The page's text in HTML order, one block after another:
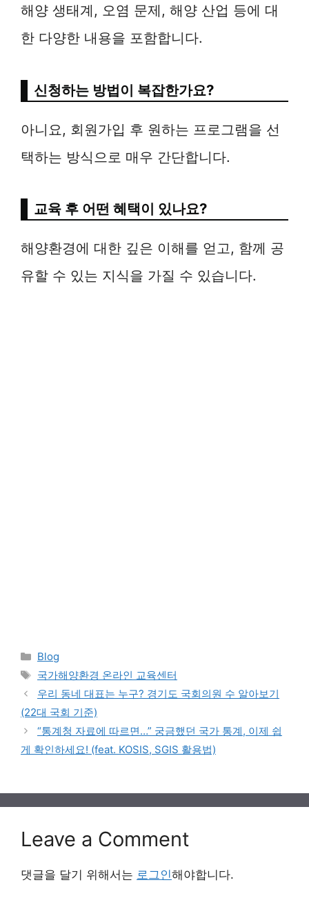
해양 생태계, 오염 문제, 해양 산업 등에 대
한 다양한 내용을 포함합니다.
신청하는 방법이 복잡한가요?
아니요, 회원가입 후 원하는 프로그램을 선
택하는 방식으로 매우 간단합니다.
교육 후 어떤 혜택이 있나요?
해양환경에 대한 깊은 이해를 얻고, 함께 공
유할 수 있는 지식을 가질 수 있습니다.
Categories
Blog
Tags
국가해양환경 온라인 교육센터
우리 동네 대표는 누구? 경기도 국회의원 수 알아보기
(22대 국회 기준)
“통계청 자료에 따르면…” 궁금했던 국가 통계, 이제 쉽
게 확인하세요! (feat. KOSIS, SGIS 활용법)
Leave a Comment
댓글을 달기 위해서는 로그인해야합니다.